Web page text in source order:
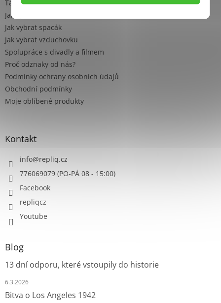
Tabulka velikostí
Jak vybrat stan
Jak vybrat spacák
Jak vybrat vzduchovku
Spolupráce s divadly a filmem
Proč odznaky od nás?
Podmínky ochrany osobních údajů
Obchodní podmínky
Moje oblíbené produkty
Kontakt
info@repliq.cz
776069079 (PO-PÁ 08 - 15:00)
Facebook
repliqcz
Youtube
Blog
13 dní odporu, které vstoupily do historie
6.3.2026
Bitva o Los Angeles 1942